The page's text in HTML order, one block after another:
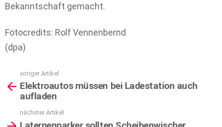
Bekanntschaft gemacht.
Fotocredits: Rolf Vennenbernd
(dpa)
more
voriger Artikel
Elektroautos müssen bei Ladestation auch
aufladen
nächster Artikel